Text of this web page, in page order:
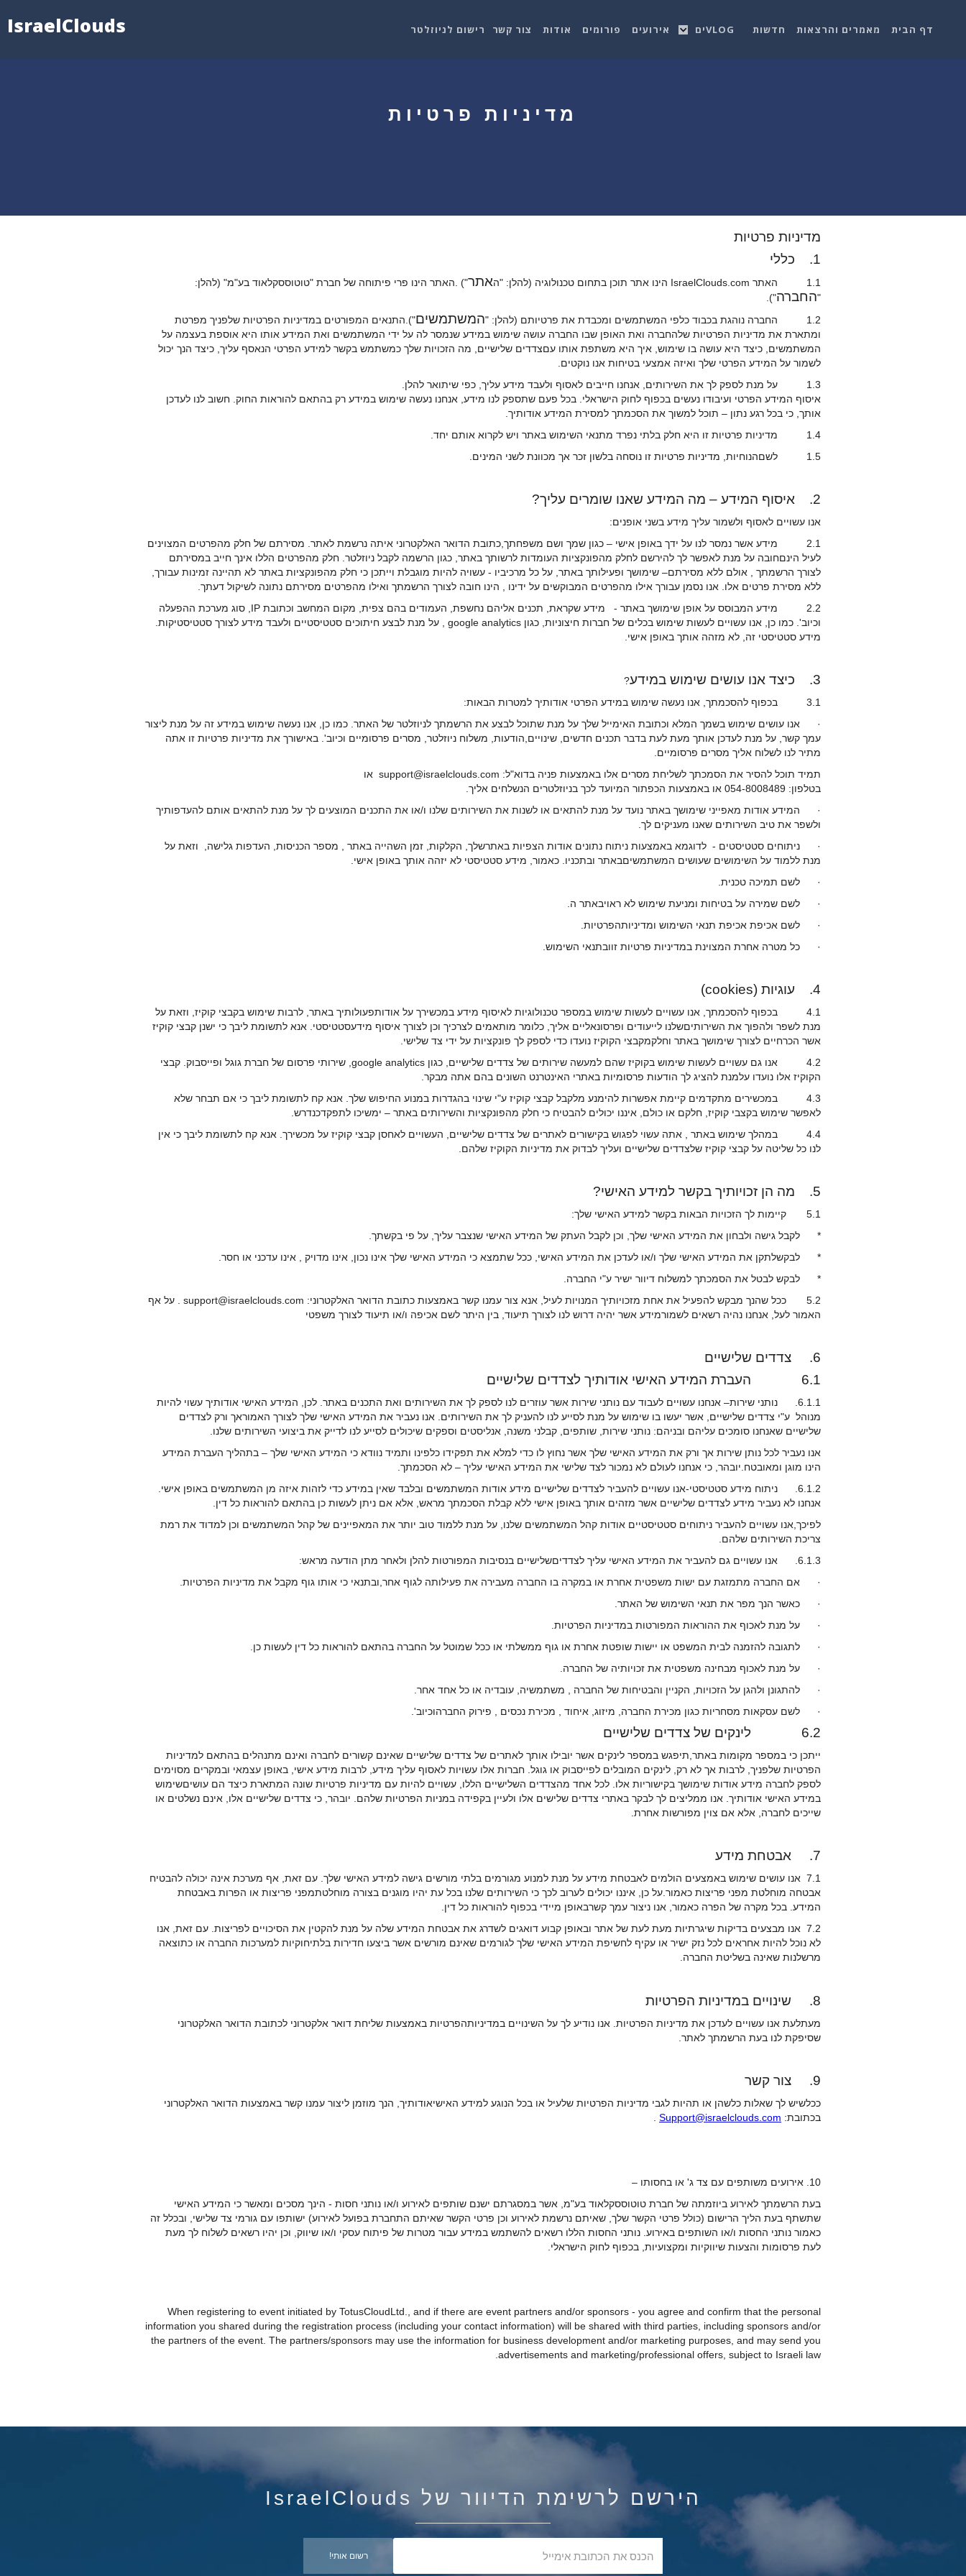
IsraelClouds דף הבית מאמרים והרצאות חדשות VLOGים אירועים פורומים אודות צור קשר רישום לניוזלטר
מדיניות פרטיות
מדיניות פרטיות
1. כללי
1.1 האתר IsraelClouds.com הינו אתר תוכן בתחום טכנולוגיה (להלן: "ה אתר") .האתר הינו פרי פיתוחה של חברת "טוטוססקלאוד בע"מ" (להלן:
"החברה").
1.2 החברה נוהגת בכבוד כלפי המשתמשים ומכבדת את פרטיותם (להלן: "
המשתמשים").התנאים המפורטים במדיניות הפרטיות שלפניך מפרטת
ומתארת את מדיניות הפרטיות שלהחברה ואת האופן שבו החברה עושה שימוש במידע שנמסר לה על ידי המשתמשים ואת המידע אותו היא אוספת בעצמה על
המשתמשים, כיצד היא עושה בו שימוש, איך היא משתפת אותו עםצדדים שלישיים, מה הזכויות שלך כמשתמש בקשר למידע הפרטי הנאסף עליך, כיצד הנך יכול
לשמור על המידע הפרטי שלך ואיזה אמצעי בטיחות אנו נוקטים.
1.3 על מנת לספק לך את השירותים, אנחנו חייבים לאסוף ולעבד מידע עליך, כפי שיתואר להלן.
איסוף המידע הפרטי ועיבודו נעשים בכפוף לחוק הישראלי. בכל פעם שתספק לנו מידע, אנחנו נעשה שימוש במידע רק בהתאם להוראות החוק. חשוב לנו לעדכן
אותך, כי בכל רגע נתון – תוכל למשוך את הסכמתך למסירת המידע אודותיך.
1.4 מדיניות פרטיות זו היא חלק בלתי נפרד מתנאי השימוש באתר ויש לקרוא אותם יחד.
1.5 לשםהנוחיות, מדיניות פרטיות זו נוסחה בלשון זכר אך מכוונת לשני המינים.
2. איסוף המידע – מה המידע שאנו שומרים עליך?
אנו עשויים לאסוף ולשמור עליך מידע בשני אופנים:
2.1 מידע אשר נמסר לנו על ידך באופן אישי – כגון שמך ושם משפחתך,כתובת הדואר האלקטרוני איתה נרשמת לאתר. מסירתם של חלק מהפרטים המצוינים
לעיל הינםחובה על מנת לאפשר לך להירשם לחלק מהפונקציות העומדות לרשותך באתר, כגון הרשמה לקבל ניוזלטר. חלק מהפרטים הללו אינך חייב במסירתם
לצורך הרשמתך , אולם ללא מסירתם– שימושך ופעילותך באתר, על כל מרכיביו - עשויה להיות מוגבלת וייתכן כי חלק מהפונקציות באתר לא תהיינה זמינות עבורך,
ללא מסירת פרטים אלו. אנו נסמן עבורך אילו מהפרטים המבוקשים על ידינו , הינו חובה לצורך הרשמתך ואילו מהפרטים מסירתם נתונה לשיקול דעתך.
2.2 מידע המבוסס על אופן שימושך באתר - מידע שקראת, תכנים אליהם נחשפת, העמודים בהם צפית, מקום המחשב וכתובת IP, סוג מערכת ההפעלה
וכיוב'. כמו כן, אנו עשויים לעשות שימוש בכלים של חברות חיצוניות, כגון google analytics , על מנת לבצע חיתוכים סטטיסטיים ולעבד מידע לצורך סטטיסטיקות.
מידע סטטיסטי זה, לא מזהה אותך באופן אישי.
3. כיצד אנו עושים שימוש במידע
?
3.1 בכפוף להסכמתך, אנו נעשה שימוש במידע הפרטי אודותיך למטרות הבאות:
· אנו עושים שימוש בשמך המלא וכתובת האימייל שלך על מנת שתוכל לבצע את הרשמתך לניוזלטר של האתר. כמו כן, אנו נעשה שימוש במידע זה על מנת ליצור
עמך קשר, על מנת לעדכן אותך מעת לעת בדבר תכנים חדשים, שינויים,הודעות, משלוח ניוזלטר, מסרים פרסומיים וכיוב'. באישורך את מדיניות פרטיות זו אתה
מתיר לנו לשלוח אליך מסרים פרסומיים.
תמיד תוכל להסיר את הסמכתך לשליחת מסרים אלו באמצעות פניה בדוא"ל: support@israelclouds.com או
בטלפון: 054-8008489 או באמצעות הכפתור המיועד לכך בניוזלטרים הנשלחים אליך.
· המידע אודות מאפייני שימושך באתר נועד על מנת להתאים או לשנות את השירותים שלנו ו/או את התכנים המוצעים לך על מנת להתאים אותם להעדפותיך
ולשפר את טיב השירותים שאנו מעניקים לך.
· ניתוחים סטטיסטים - לדוגמא באמצעות ניתוח נתונים אודות הצפיות באתרשלך, הקלקות, זמן השהייה באתר , מספר הכניסות, העדפות גלישה, וזאת על
מנת ללמוד על השימושים שעושים המשתמשיםבאתר ובתכניו. כאמור, מידע סטטיסטי לא יזהה אותך באופן אישי.
· לשם תמיכה טכנית.
· לשם שמירה על בטיחות ומניעת שימוש לא ראויבאתר ה.
· לשם אכיפת אכיפת תנאי השימוש ומדיניותהפרטיות.
· כל מטרה אחרת המצוינת במדיניות פרטיות זוובתנאי השימוש.
4. עוגיות (cookies)
4.1 בכפוף להסכמתך, אנו עשויים לעשות שימוש במספר טכנולוגיות לאיסוף מידע במכשירך על אודותפעולותיך באתר, לרבות שימוש בקבצי קוקיז, וזאת על
מנת לשפר ולהפוך את השירותיםשלנו לייעודים ופרסונאליים אליך, כלומר מותאמים לצרכיך וכן לצורך איסוף מידעסטטיסטי. אנא לתשומת ליבך כי ישנן קבצי קוקיז
אשר הכרחיים לצורך שימושך באתר וחלקמקבצי הקוקיז נועדו כדי לספק לך פונקציות על ידי צד שלישי.
4.2 אנו גם עשויים לעשות שימוש בקוקיז שהם למעשה שירותים של צדדים שלישיים, כגון google analytics, שירותי פרסום של חברת גוגל ופייסבוק. קבצי
הקוקיז אלו נועדו עלמנת להציג לך הודעות פרסומיות באתרי האינטרנט השונים בהם אתה מבקר.
4.3 במכשירים מתקדמים קיימת אפשרות להימנע מלקבל קבצי קוקיז ע"י שינוי בהגדרות במנוע החיפוש שלך. אנא קח לתשומת ליבך כי אם תבחר שלא
לאפשר שימוש בקצבי קוקיז, חלקם או כולם, איננו יכולים להבטיח כי חלק מהפונקציות והשירותים באתר – ימשיכו לתפקדכנדרש.
4.4 במהלך שימוש באתר , אתה עשוי לפגוש בקישורים לאתרים של צדדים שלישיים, העשויים לאחסן קבצי קוקיז על מכשירך. אנא קח לתשומת ליבך כי אין
לנו כל שליטה על קבצי קוקיז שלצדדים שלישיים ועליך לבדוק את מדיניות הקוקיז שלהם.
5. מה הן זכויותיך בקשר למידע האישי?
5.1 קיימות לך הזכויות הבאות בקשר למידע האישי שלך:
* לקבל גישה ולבחון את המידע האישי שלך, וכן לקבל העתק של המידע האישי שנצבר עליך, על פי בקשתך.
* לבקשלתקן את המידע האישי שלך ו/או לעדכן את המידע האישי, ככל שתמצא כי המידע האישי שלך אינו נכון, אינו מדויק , אינו עדכני או חסר.
* לבקש לבטל את הסמכתך למשלוח דיוור ישיר ע"י החברה.
5.2 ככל שהנך מבקש להפעיל את אחת מזכויותיך המנויות לעיל, אנא צור עמנו קשר באמצעות כתובת הדואר האלקטרוני: support@israelclouds.com . על אף
האמור לעל, אנחנו נהיה רשאים לשמורמידע אשר יהיה דרוש לנו לצורך תיעוד, בין היתר לשם אכיפה ו/או תיעוד לצורך משפטי
6. צדדים שלישיים
6.1 העברת המידע האישי אודותיך לצדדים שלישיים
6.1.1. נותני שירות– אנחנו עשויים לעבוד עם נותני שירות אשר עוזרים לנו לספק לך את השירותים ואת התכנים באתר. לכן, המידע האישי אודותיך עשוי להיות
מנוהל ע"י צדדים שלישיים, אשר יעשו בו שימוש על מנת לסייע לנו להעניק לך את השירותים. אנו נעביר את המידע האישי שלך לצורך האמוראך ורק לצדדים
שלישיים שאנחנו סומכים עליהם ובניהם: נותני שירות, שותפים, קבלני משנה, אנליסטים וספקים שיכולים לסייע לנו לדייק את ביצועי השירותים שלנו.
אנו נעביר לכל נותן שירות אך ורק את המידע האישי שלך אשר נחוץ לו כדי למלא את תפקידו כלפינו ותמיד נוודא כי המידע האישי שלך – בתהליך העברת המידע
הינו מוגן ומאובטח.יובהר, כי אנחנו לעולם לא נמכור לצד שלישי את המידע האישי עליך – לא הסכמתך.
6.1.2. ניתוח מידע סטטיסטי-אנו עשויים להעביר לצדדים שלישיים מידע אודות המשתמשים ובלבד שאין במידע כדי לזהות איזה מן המשתמשים באופן אישי.
אנחנו לא נעביר מידע לצדדים שלישיים אשר מזהים אותך באופן אישי ללא קבלת הסכמתך מראש, אלא אם ניתן לעשות כן בהתאם להוראות כל דין.
לפיכך,אנו עשויים להעביר ניתוחים סטטיסטיים אודות קהל המשתמשים שלנו, על מנת ללמוד טוב יותר את המאפיינים של קהל המשתמשים וכן למדוד את רמת
צריכת השירותים שלהם.
6.1.3. אנו עשויים גם להעביר את המידע האישי עליך לצדדיםשלישיים בנסיבות המפורטות להלן ולאחר מתן הודעה מראש:
· אם החברה מתמזגת עם ישות משפטית אחרת או במקרה בו החברה מעבירה את פעילותה לגוף אחר,ובתנאי כי אותו גוף מקבל את מדיניות הפרטיות.
· כאשר הנך מפר את תנאי השימוש של האתר.
· על מנת לאכוף את ההוראות המפורטות במדיניות הפרטיות.
· לתגובה להזמנה לבית המשפט או יישות שופטת אחרת או גוף ממשלתי או ככל שמוטל על החברה בהתאם להוראות כל דין לעשות כן.
· על מנת לאכוף מבחינה משפטית את זכויותיה של החברה.
· להתגונן ולהגן על הזכויות, הקניין והבטיחות של החברה , משתמשיה, עובדיה או כל אחד אחר.
· לשם עסקאות מסחריות כגון מכירת החברה, מיזוג, איחוד , מכירת נכסים , פירוק החברהוכיוב'.
6.2 לינקים של צדדים שלישיים
ייתכן כי במספר מקומות באתר,תיפגש במספר לינקים אשר יובילו אותך לאתרים של צדדים שלישיים שאינם קשורים לחברה ואינם מתנהלים בהתאם למדיניות
הפרטיות שלפניך, לרבות אך לא רק, לינקים המובלים לפייסבוק או גוגל. חברות אלו עשויות לאסוף עליך מידע, לרבות מידע אישי, באופן עצמאי ובמקרים מסוימים
לספק לחברה מידע אודות שימושך בקישוריות אלו. לכל אחד מהצדדים השלישיים הללו, עשויים להיות עם מדיניות פרטיות שונה המתארת כיצד הם עושיםשימוש
במידע האישי אודותיך. אנו ממליצים לך לבקר באתרי צדדים שלישים אלו ולעיין בקפידה במניות הפרטיות שלהם. יובהר, כי צדדים שלישיים אלו, אינם נשלטים או
שייכים לחברה, אלא אם צוין מפורשות אחרת.
7. אבטחת מידע
7.1 אנו עושים שימוש באמצעים הולמים לאבטחת מידע על מנת למנוע מגורמים בלתי מורשים גישה למידע האישי שלך. עם זאת, אף מערכת אינה יכולה להבטיח
אבטחה מוחלטת מפני פריצות כאמור.על כן, איננו יכולים לערוב לכך כי השירותים שלנו בכל עת יהיו מוגנים בצורה מוחלטתמפני פריצות או הפרות באבטחת
המידע. בכל מקרה של הפרה כאמור, אנו ניצור עמך קשרבאופן מיידי בכפוף להוראות כל דין.
7.2 אנו מבצעים בדיקות שיגרתיות מעת לעת של אתר ובאופן קבוע דואגים לשדרג את אבטחת המידע שלה על מנת להקטין את הסיכויים לפריצות. עם זאת, אנו
לא נוכל להיות אחראים לכל נזק ישיר או עקיף לחשיפת המידע האישי שלך לגורמים שאינם מורשים אשר ביצעו חדירות בלתיחוקיות למערכות החברה או כתוצאה
מרשלנות שאינה בשליטת החברה.
8. שינויים במדיניות הפרטיות
מעתלעת אנו עשויים לעדכן את מדיניות הפרטיות. אנו נודיע לך על השינויים במדיניותהפרטיות באמצעות שליחת דואר אלקטרוני לכתובת הדואר האלקטרוני
שסיפקת לנו בעת הרשמתך לאתר.
9. צור קשר
ככלשיש לך שאלות כלשהן או תהיות לגבי מדיניות הפרטיות שלעיל או בכל הנוגע למידע האישיאודותיך, הנך מוזמן ליצור עמנו קשר באמצעות הדואר האלקטרוני
בכתובת: Support@israelclouds.com
10. אירועים משותפים עם צד ג' או בחסותו –
בעת הרשמתך לאירוע ביוזמתה של חברת טוטוססקלאוד בע"מ, אשר במסגרתם ישנם שותפים לאירוע ו/או נותני חסות - הינך מסכים ומאשר כי המידע האישי
שתשתף בעת הליך הרישום (כולל פרטי הקשר שלך, שאיתם נרשמת לאירוע וכן פרטי הקשר שאיתם התחברת בפועל לאירוע) ישותפו עם גורמי צד שלישי, ובכלל זה
כאמור נותני החסות ו/או השותפים באירוע. נותני החסות הללו רשאים להשתמש במידע עבור מטרות של פיתוח עסקי ו/או שיווק, וכן יהיו רשאים לשלוח לך מעת
לעת פרסומות והצעות שיווקיות ומקצועיות, בכפוף לחוק הישראלי.
When registering to event initiated by TotusCloudLtd., and if there are event partners and/or sponsors - you agree and confirm that the personal
information you shared during the registration process (including your contact information) will be shared with third parties, including sponsors and/or
the partners of the event. The partners/sponsors may use the information for business development and/or marketing purposes, and may send you
advertisements and marketing/professional offers, subject to Israeli law.
הירשם לרשימת הדיוור של IsraelClouds